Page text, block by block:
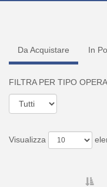
Da Acquistare In
FILTRA PER TIPO
Visualizza